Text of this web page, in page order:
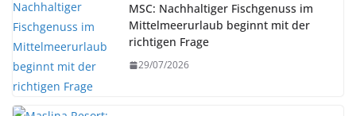
MSC: Nachhaltiger Fischgenuss im
Mittelmeerurlaub beginnt mit der
richtigen Frage
29/07/2026